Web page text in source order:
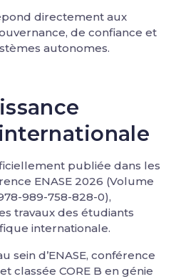
directement aux
de confiance et
autonomes.
publiée dans les
ENASE 2026 (Volume
989-758-828-0),
travaux des étudiants
internationale.
sein d’ENASE, conférence
classée CORE B en génie